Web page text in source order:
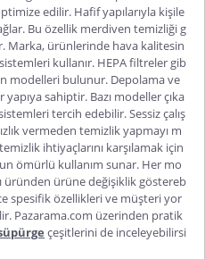
edilir. Hafif yapılarıyla kişile
Bu özellik merdiven temizliği g
Marka, ürünlerinde hava kalitesin
kullanır. HEPA filtreler gib
modelleri bulunur. Depolama ve
sahiptir. Bazı modeller çıka
tercih edebilir. Sessiz çalış
vermeden temizlik yapmayı m
ihtiyaçlarını karşılamak için
ömürlü kullanım sunar. Her mo
üründen ürüne değişiklik göstereb
spesifik özellikleri ve müşteri yor
Pazarama.com üzerinden pratik
çeşitlerini de inceleyebilirsi